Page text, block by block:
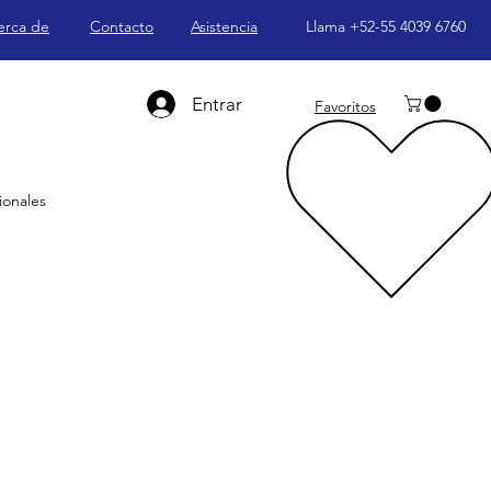
de Contacto Asistencia Llama +52-55 4039 6760
Entrar Favoritos